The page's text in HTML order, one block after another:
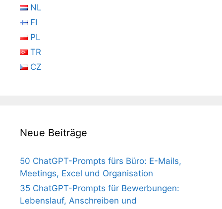
NL
FI
PL
TR
CZ
Neue Beiträge
50 ChatGPT-Prompts fürs Büro: E-Mails,
Meetings, Excel und Organisation
35 ChatGPT-Prompts für Bewerbungen:
Lebenslauf, Anschreiben und